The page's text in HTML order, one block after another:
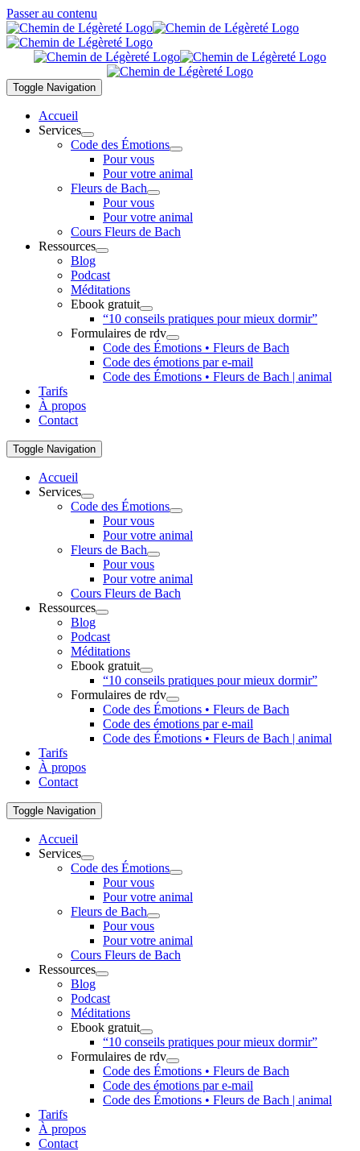
Passer au contenu
Toggle Navigation
Accueil
Services
Code des Émotions
Pour vous
Pour votre animal
Fleurs de Bach
Pour vous
Pour votre animal
Cours Fleurs de Bach
Ressources
Blog
Podcast
Méditations
Ebook gratuit
“10 conseils pratiques pour mieux dormir”
Formulaires de rdv
Code des Émotions • Fleurs de Bach
Code des émotions par e-mail
Code des Émotions • Fleurs de Bach | animal
Tarifs
À propos
Contact
Toggle Navigation
Accueil
Services
Code des Émotions
Pour vous
Pour votre animal
Fleurs de Bach
Pour vous
Pour votre animal
Cours Fleurs de Bach
Ressources
Blog
Podcast
Méditations
Ebook gratuit
“10 conseils pratiques pour mieux dormir”
Formulaires de rdv
Code des Émotions • Fleurs de Bach
Code des émotions par e-mail
Code des Émotions • Fleurs de Bach | animal
Tarifs
À propos
Contact
Toggle Navigation
Accueil
Services
Code des Émotions
Pour vous
Pour votre animal
Fleurs de Bach
Pour vous
Pour votre animal
Cours Fleurs de Bach
Ressources
Blog
Podcast
Méditations
Ebook gratuit
“10 conseils pratiques pour mieux dormir”
Formulaires de rdv
Code des Émotions • Fleurs de Bach
Code des émotions par e-mail
Code des Émotions • Fleurs de Bach | animal
Tarifs
À propos
Contact